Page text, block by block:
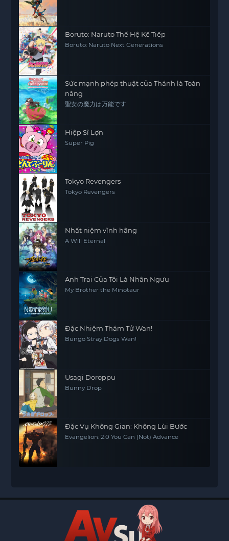
Boruto: Naruto Thế Hệ Kế Tiếp
Boruto: Naruto Next Generations
Sức mạnh phép thuật của Thánh là Toàn
năng
聖女の魔力は万能です
Hiệp Sĩ Lợn
Super Pig
Tokyo Revengers
Tokyo Revengers
Nhất niệm vĩnh hằng
A Will Eternal
Anh Trai Của Tôi Là Nhân Ngưu
My Brother the Minotaur
Đặc Nhiệm Thám Tử Wan!
Bungo Stray Dogs Wan!
Usagi Doroppu
Bunny Drop
Đặc Vụ Không Gian: Không Lùi Bước
Evangelion: 2.0 You Can (Not) Advance